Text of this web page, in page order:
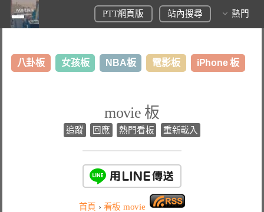
PTT網頁版 站內搜尋 熱門
八卦板 女孩板 NBA板 電影板 iPhone 板
movie 板
追蹤 回應 熱門看板 重新載入
首頁 › 看板 movie